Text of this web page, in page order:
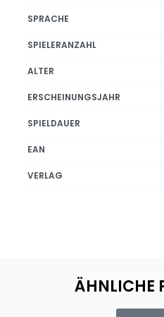
SPRACHE
SPIELERANZAHL
ALTER
ERSCHEINUNGSJAHR
SPIELDAUER
EAN
VERLAG
ÄHNLICHE